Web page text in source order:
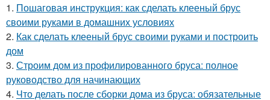
1. Пошаговая инструкция: как сделать клееный брус
своими руками в домашних условиях
2. Как сделать клееный брус своими руками и построить
дом
3. Строим дом из профилированного бруса: полное
руководство для начинающих
4. Что делать после сборки дома из бруса: обязательные